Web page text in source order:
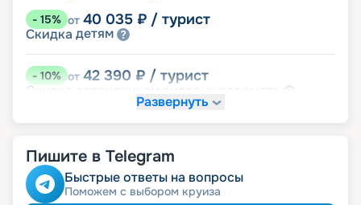
- 15% от 40 035 ₽ / турист
Скидка детям
-10% от 42 390 ₽ / турист
Скидка сотрудникам силовых
Скидка многодетнымсемьям
действий и членам их
Развернуть
Пишите в Telegram
Быстрые ответы на вопросы
Поможем с выбором круиза